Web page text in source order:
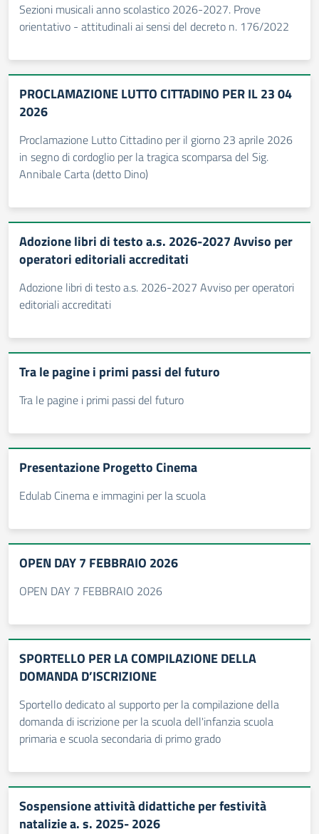
Sezioni musicali anno scolastico 2026-2027. Prove
orientativo - attitudinali ai sensi del decreto n. 176/2022
PROCLAMAZIONE LUTTO CITTADINO PER IL 23 04
2026
Proclamazione Lutto Cittadino per il giorno 23 aprile 2026
in segno di cordoglio per la tragica scomparsa del Sig.
Annibale Carta (detto Dino)
Adozione libri di testo a.s. 2026-2027 Avviso per
operatori editoriali accreditati
Adozione libri di testo a.s. 2026-2027 Avviso per operatori
editoriali accreditati
Tra le pagine i primi passi del futuro
Tra le pagine i primi passi del futuro
Presentazione Progetto Cinema
Edulab Cinema e immagini per la scuola
OPEN DAY 7 FEBBRAIO 2026
OPEN DAY 7 FEBBRAIO 2026
SPORTELLO PER LA COMPILAZIONE DELLA
DOMANDA D’ISCRIZIONE
Sportello dedicato al supporto per la compilazione della
domanda di iscrizione per la scuola dell'infanzia scuola
primaria e scuola secondaria di primo grado
Sospensione attività didattiche per festività
natalizie a. s. 2025- 2026